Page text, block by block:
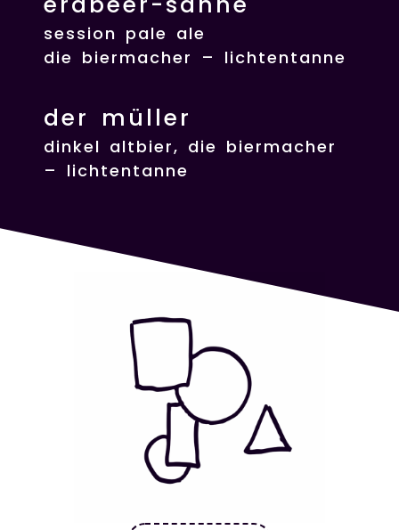
session pale ale
die biermacher – lichtentanne
der müller
dinkel altbier, die biermacher
– lichtentanne